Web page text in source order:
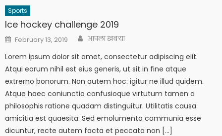
Sports
Ice hockey challenge 2019
Posted
on
February 13, 2019 Author
आपला खबऱ्या
Lorem ipsum dolor sit amet, consectetur adipiscing elit.
Atqui eorum nihil est eius generis, ut sit in fine atque
extrerno bonorum. Non autem hoc: igitur ne illud quidem.
Atque haec coniunctio confusioque virtutum tamen a
philosophis ratione quadam distinguitur. Utilitatis causa
amicitia est quaesita. Sed emolumenta communia esse
dicuntur, recte autem facta et peccata non […]